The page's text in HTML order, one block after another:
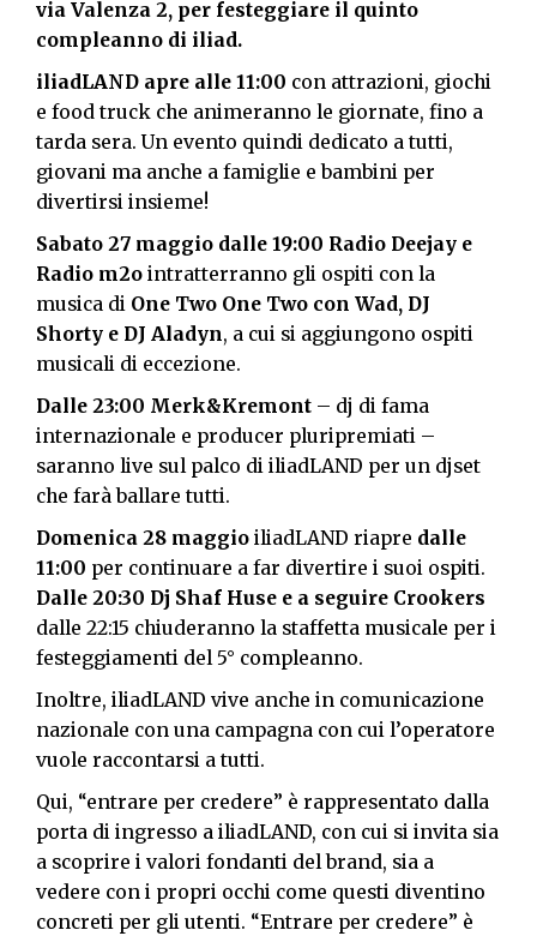
via Valenza 2, per festeggiare il quinto
compleanno di iliad.
iliadLAND apre alle 11:00 con attrazioni, giochi
e food truck che animeranno le giornate, fino a
tarda sera. Un evento quindi dedicato a tutti,
giovani ma anche a famiglie e bambini per
divertirsi insieme!
Sabato 27 maggio dalle 19:00 Radio Deejay e
Radio m2o intratterranno gli ospiti con la
musica di One Two One Two con Wad, DJ
Shorty e DJ Aladyn, a cui si aggiungono ospiti
musicali di eccezione.
Dalle 23:00 Merk&Kremont – dj di fama
internazionale e producer pluripremiati –
saranno live sul palco di iliadLAND per un djset
che farà ballare tutti.
Domenica 28 maggio iliadLAND riapre dalle
11:00 per continuare a far divertire i suoi ospiti.
Dalle 20:30 Dj Shaf Huse e a seguire Crookers
dalle 22:15 chiuderanno la staffetta musicale per i
festeggiamenti del 5° compleanno.
Inoltre, iliadLAND vive anche in comunicazione
nazionale con una campagna con cui l’operatore
vuole raccontarsi a tutti.
Qui, “entrare per credere” è rappresentato dalla
porta di ingresso a iliadLAND, con cui si invita sia
a scoprire i valori fondanti del brand, sia a
vedere con i propri occhi come questi diventino
concreti per gli utenti. “Entrare per credere” è